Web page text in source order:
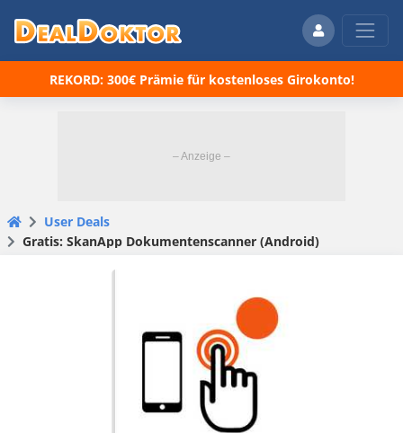
REKORD: 300€ Prämie für kostenloses Girokonto!
User Deals
Gratis: SkanApp Dokumentenscanner (Android)